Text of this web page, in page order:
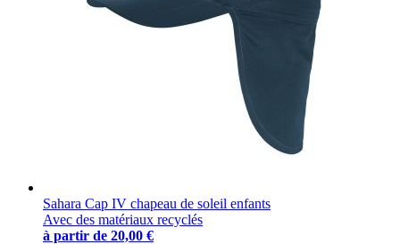
Sahara Cap IV chapeau de soleil enfants
Avec des matériaux recyclés
à partir de 20,00 €